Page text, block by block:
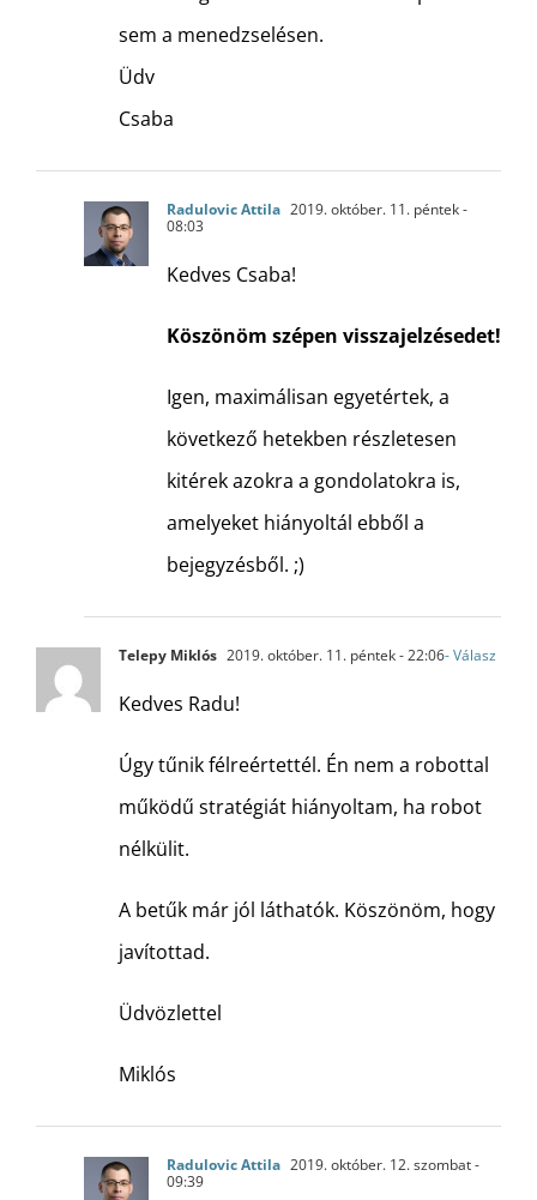
sem a menedzselésen.
Üdv
Csaba
Radulovic Attila 2019. október. 11. péntek -
08:03
Kedves Csaba!
Köszönöm szépen visszajelzésedet!
Igen, maximálisan egyetértek, a
következő hetekben részletesen
kitérek azokra a gondolatokra is,
amelyeket hiányoltál ebből a
bejegyzésből. ;)
Telepy Miklós 2019. október. 11. péntek - 22:06- Válasz
Kedves Radu!
Úgy tűnik félreértettél. Én nem a robottal
működű stratégiát hiányoltam, ha robot
nélkülit.
A betűk már jól láthatók. Köszönöm, hogy
javítottad.
Üdvözlettel
Miklós
Radulovic Attila 2019. október. 12. szombat -
09:39